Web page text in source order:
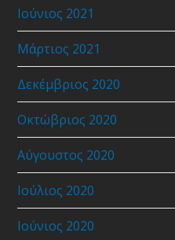
Ιούνιος 2021
Μάρτιος 2021
Δεκέμβριος 2020
Οκτώβριος 2020
Αύγουστος 2020
Ιούλιος 2020
Ιούνιος 2020